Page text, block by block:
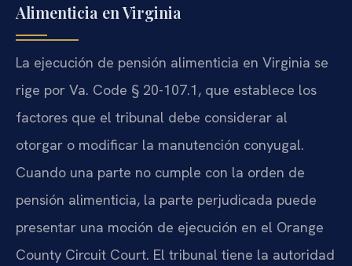
Alimenticia en Virginia
La ejecución de pensión alimenticia en Virginia se
rige por Va. Code § 20-107.1, que establece los
factores que el tribunal debe considerar al
otorgar o modificar la manutención conyugal.
Cuando una parte no cumple con la orden de
pensión alimenticia, la parte perjudicada puede
presentar una moción de ejecución en el Orange
County Circuit Court. El tribunal tiene la autoridad